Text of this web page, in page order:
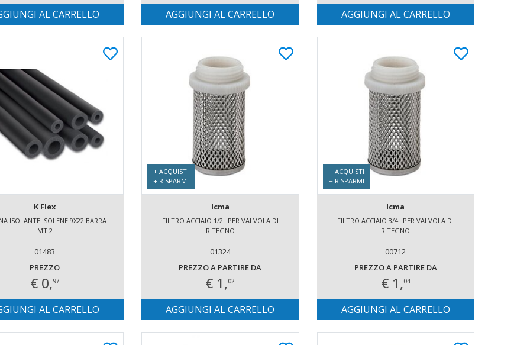
AL CARRELLO AGGIUNGI AL CARRELLO AGGIUNGI AL CARRELLO
K Flex
ISOLANTE ISOLENE 9X22 BARRA
MT 2
01483
PREZZO
€ 0,97
AL CARRELLO
+ ACQUISTI
+ RISPARMI
Icma
FILTRO ACCIAIO 1/2" PER VALVOLA DI
RITEGNO
01324
PREZZO A PARTIRE DA
€ 1,02
AGGIUNGI AL CARRELLO
+ ACQUISTI
+ RISPARMI
Icma
FILTRO ACCIAIO 3/4" PER VALVOLA DI
RITEGNO
00712
PREZZO A PARTIRE DA
€ 1,04
AGGIUNGI AL CARRELLO